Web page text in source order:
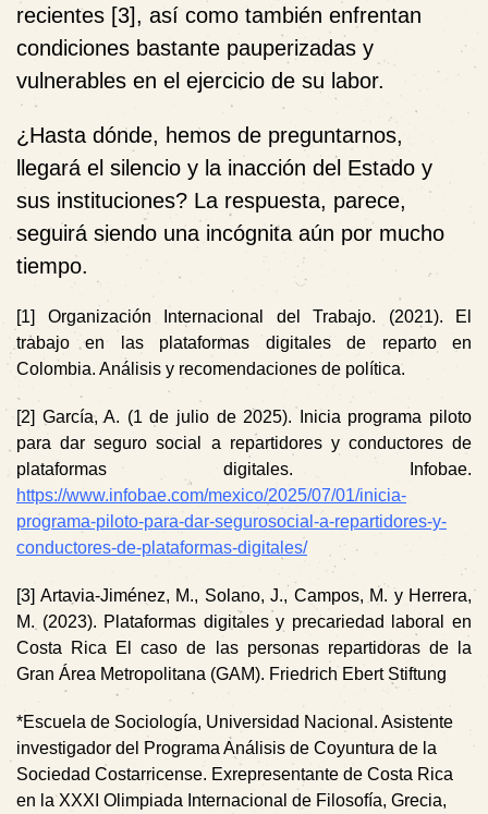
recientes [3], así como también enfrentan
condiciones bastante pauperizadas y
vulnerables en el ejercicio de su labor.
¿Hasta dónde, hemos de preguntarnos,
llegará el silencio y la inacción del Estado y
sus instituciones? La respuesta, parece,
seguirá siendo una incógnita aún por mucho
tiempo.
[1] Organización Internacional del Trabajo. (2021). El
trabajo en las plataformas digitales de reparto en
Colombia. Análisis y recomendaciones de política.
[2] García, A. (1 de julio de 2025). Inicia programa piloto
para dar seguro social a repartidores y conductores de
plataformas digitales. Infobae.
https://www.infobae.com/mexico/2025/07/01/inicia-
programa-piloto-para-dar-segurosocial-a-repartidores-y-
conductores-de-plataformas-digitales/
[3] Artavia-Jiménez, M., Solano, J., Campos, M. y Herrera,
M. (2023). Plataformas digitales y precariedad laboral en
Costa Rica El caso de las personas repartidoras de la
Gran Área Metropolitana (GAM). Friedrich Ebert Stiftung
*Escuela de Sociología, Universidad Nacional. Asistente
investigador del Programa Análisis de Coyuntura de la
Sociedad Costarricense. Exrepresentante de Costa Rica
en la XXXI Olimpiada Internacional de Filosofía, Grecia,